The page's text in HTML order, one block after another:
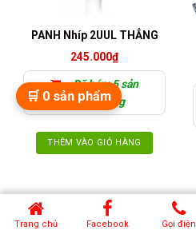
PANH Nhíp 2UUL THẲNG
245.000₫
Đã bán: 5 sản
phẩm/tháng
THÊM VÀO GIỎ HÀNG
Trang chủ Facebook Gọi điện
🛒 0 sản phẩm